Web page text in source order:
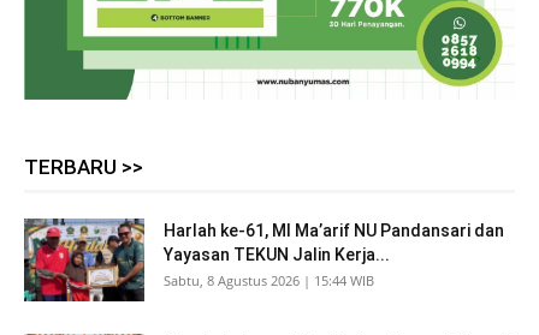
TERBARU >>
Harlah ke-61, MI Ma’arif NU Pandansari dan
Yayasan TEKUN Jalin Kerja...
Sabtu, 8 Agustus 2026 | 15:44 WIB